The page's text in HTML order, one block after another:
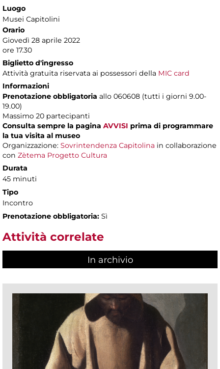
Luogo
Musei Capitolini
Orario
Giovedì 28 aprile 2022
ore 17.30
Biglietto d'ingresso
Attività gratuita riservata ai possessori della MIC card
Informazioni
Prenotazione obbligatoria allo 060608 (tutti i giorni 9.00-
19.00)
Massimo 20 partecipanti
Consulta sempre la pagina AVVISI prima di programmare
la tua visita al museo
Organizzazione: Sovrintendenza Capitolina in collaborazione
con Zètema Progetto Cultura
Durata
45 minuti
Tipo
Incontro
Prenotazione obbligatoria: Sì
Attività correlate
In archivio